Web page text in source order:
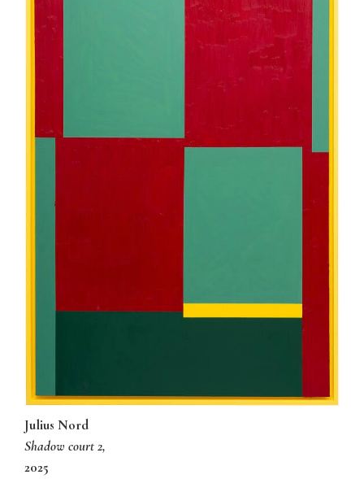
Julius Nord
shadow court 2,
2025